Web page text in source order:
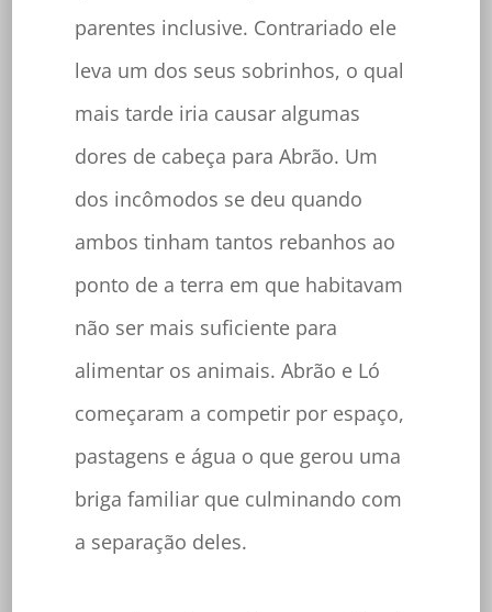
parentes inclusive. Contrariado ele
leva um dos seus sobrinhos, o qual
mais tarde iria causar algumas
dores de cabeça para Abrão. Um
dos incômodos se deu quando
ambos tinham tantos rebanhos ao
ponto de a terra em que habitavam
não ser mais suficiente para
alimentar os animais. Abrão e Ló
começaram a competir por espaço,
pastagens e água o que gerou uma
briga familiar que culminando com
a separação deles.